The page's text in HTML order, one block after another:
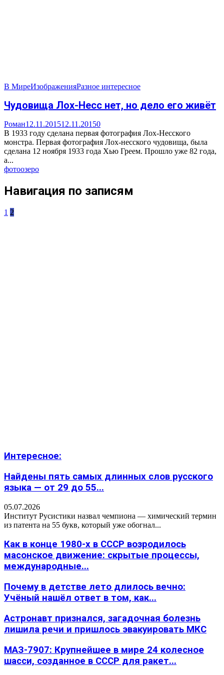
В МиреИзображенияРазное интересное
Чудовища Лох-Несс нет, но дело его живёт
Роман12.11.201512.11.20150
В 1933 году сделана первая фотография Лох-Несского
монстра. Первая фотография Лох-несского чудовища, была
сделана 12 ноября 1933 года Хью Греем. Прошло уже 82 года,
а...
фотоозеро
Навигация по записям
1 2
Интересное:
Найдены пять самых длинных слов русского
языка — от 29 до 55...
05.07.2026
Институт Русистики назвал чемпиона — химический термин
из патента на 55 букв, который уже обогнал...
Как в конце 1980-х в СССР возродилось
масонское движение: скрытые процессы,
международные...
Почему в детстве лето длилось вечно:
Учёный нашёл ответ в том, как...
Астронавт признался, загадочная болезнь
лишила речи и пришлось эвакуировать МКС
МАЗ-7907: Крупнейшее в мире 24 колесное
шасси, созданное в СССР для ракет...